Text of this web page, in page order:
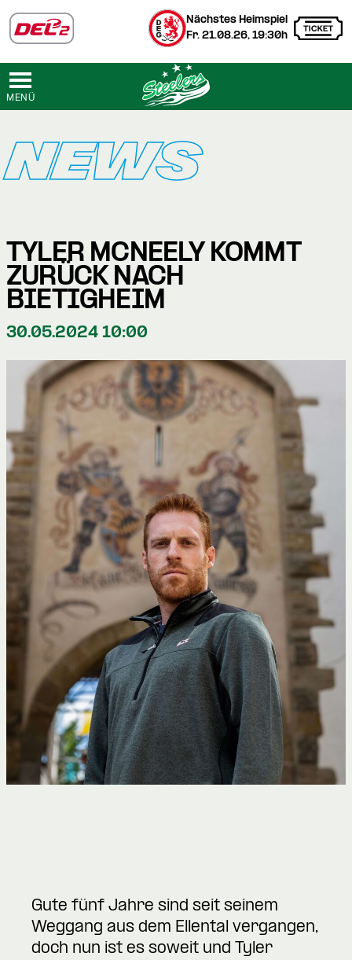
Nächstes Heimspiel
Fr. 21.08.26, 19:30h
MENÜ
NEWS
TYLER MCNEELY KOMMT
ZURÜCK NACH
BIETIGHEIM
30.05.2024 10:00
Gute fünf Jahre sind seit seinem
Weggang aus dem Ellental vergangen,
doch nun ist es soweit und Tyler